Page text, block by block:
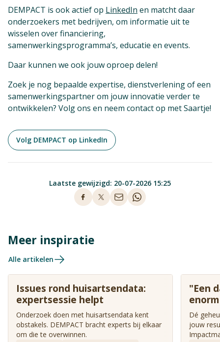
DEMPACT is ook actief op LinkedIn en matcht daar
onderzoekers met bedrijven, om informatie uit te
wisselen over financiering,
samenwerkingsprogramma’s, educatie en events.
Daar kunnen we ook jouw oproep delen!
Zoek je nog bepaalde expertise, dienstverlening of een
samenwerkingspartner om jouw innovatie verder te
ontwikkelen? Volg ons en neem contact op met Saartje!
Volg DEMPACT op LinkedIn
Laatste gewijzigd: 20-07-2026 15:25
Meer inspiratie
Alle artikelen
Issues rond huisartsendata:
expertsessie helpt
Onderzoek doen met huisartsendata kent
obstakels. DEMPACT bracht experts bij elkaar
om die te overwinnen.
"Een
Dé
jouw